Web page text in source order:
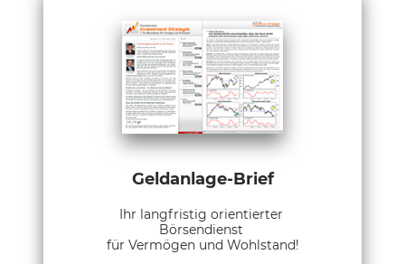
Geldanlage-Brief
Ihr langfristig orientierter
Börsendienst
für Vermögen und Wohlstand!